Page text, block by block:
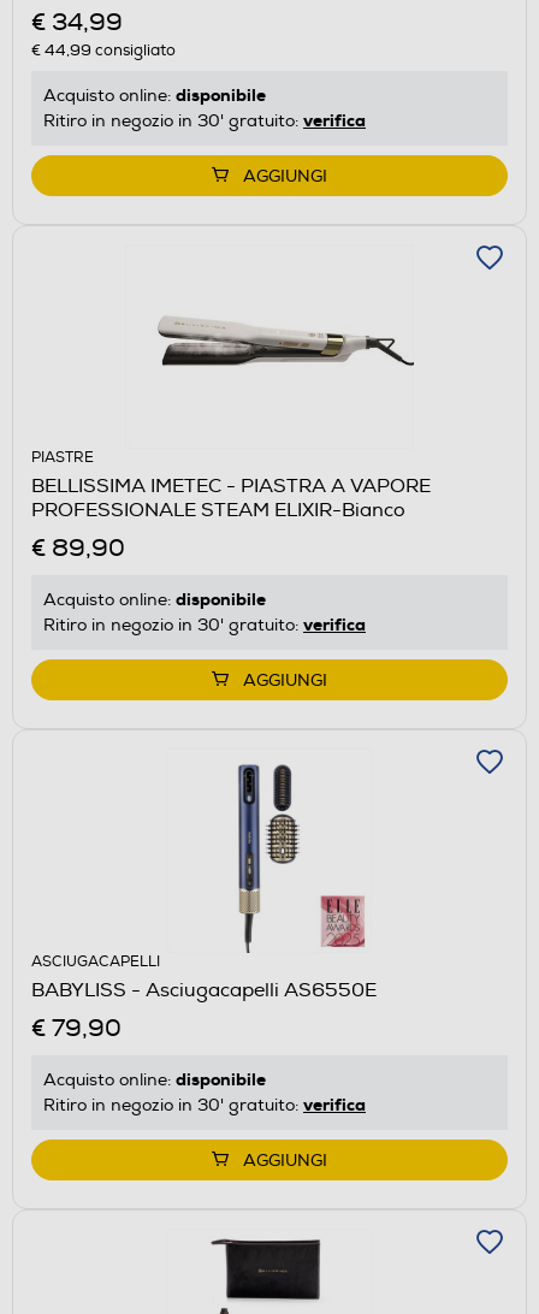
€ 34,99
€ 44,99 consigliato
Acquisto online: disponibile
Ritiro in negozio in 30' gratuito: verifica
AGGIUNGI
PIASTRE
BELLISSIMA IMETEC - PIASTRA A VAPORE
PROFESSIONALE STEAM ELIXIR-Bianco
€ 89,90
Acquisto online: disponibile
Ritiro in negozio in 30' gratuito: verifica
AGGIUNGI
ASCIUGACAPELLI
BABYLISS - Asciugacapelli AS6550E
€ 79,90
Acquisto online: disponibile
Ritiro in negozio in 30' gratuito: verifica
AGGIUNGI